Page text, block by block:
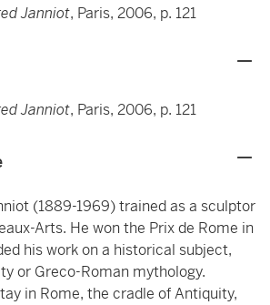
Janniot, Paris, 2006, p. 121
Janniot, Paris, 2006, p. 121
(1889-1969) trained as a sculptor
Arts. He won the Prix de Rome in
his work on a historical subject,
or Greco-Roman mythology.
in Rome, the cradle of Antiquity,